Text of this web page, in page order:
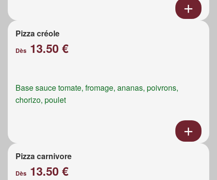
Pizza créole
Dès 13.50 €
Base sauce tomate, fromage, ananas, poivrons,
chorizo, poulet
Pizza carnivore
Dès 13.50 €